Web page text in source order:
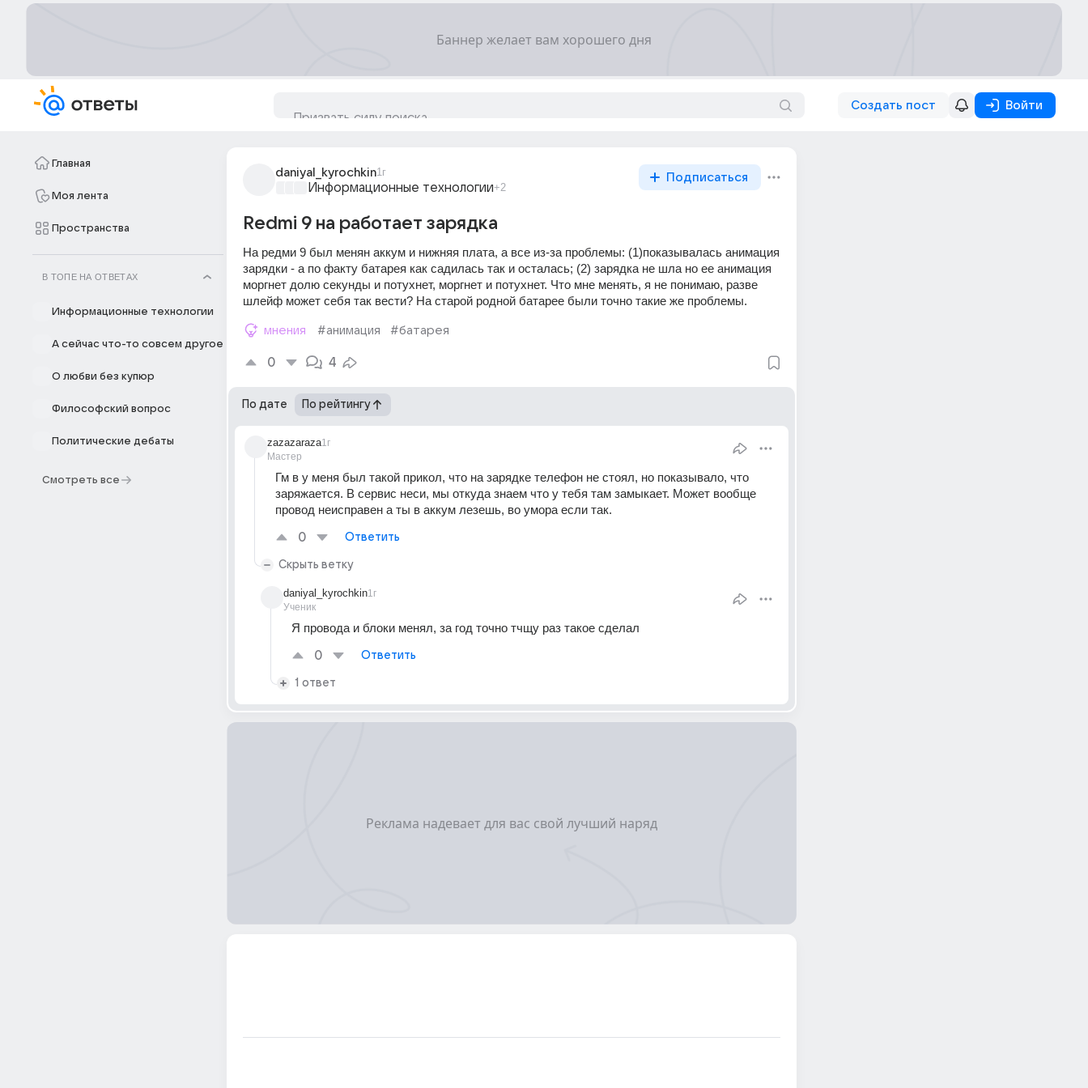
Создать пост Войти
Главная
Моя лента
Пространства
В ТОПЕ НА ОТВЕТАХ
Информационные технологии
А сейчас что-то совсем другое
О любви без купюр
Философский вопрос
Политические дебаты
Смотреть все
daniyal_kyrochkin1г
Информационные технологии+2
Подписаться
Redmi 9 на работает зарядка
На редми 9 был менян аккум и нижняя плата, а все из-за проблемы: (1)показывалась анимация
зарядки - а по факту батарея как садилась так и осталась; (2) зарядка не шла но ее анимация
моргнет долю секунды и потухнет, моргнет и потухнет. Что мне менять, я не понимаю, разве
шлейф может себя так вести? На старой родной батарее были точно такие же проблемы.
мнения #анимация #батарея
0 4
По дате По рейтингу
zazazaraza
Мастер
1г
Гм в у меня был такой прикол, что на зарядке телефон не стоял, но показывало, что
заряжается. В сервис неси, мы откуда знаем что у тебя там замыкает. Может вообще
провод неисправен а ты в аккум лезешь, во умора если так.
0 Ответить
Скрыть ветку
daniyal_kyrochkin
Ученик
1г
Я провода и блоки менял, за год точно тчщу раз такое сделал
0 Ответить
1 ответ